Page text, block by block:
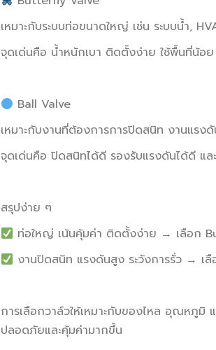
เหมาะกับระบบท่อขนาดใหญ่ เช่น ระบบน้ำ,
จุดเด่นคือ น้ำหนักเบา ติดตั้งง่าย ใช้พื้นที่น้อย
Ball Valve
เหมาะกับงานที่ต้องการการปิดสนิท งานแร
จุดเด่นคือ ปิดสนิทได้ดี รองรับแรงดันได้ดี แล
สรุปง่าย ๆ
ท่อใหญ่ เน้นคุ้มค่า ติดตั้งง่าย → เลือก
งานปิดสนิท แรงดันสูง ระวังการรั่ว → เ
การเลือกวาล์วให้เหมาะกับของไหล อุณหภูมิ
ปลอดภัยและคุ้มค่ามากขึ้น